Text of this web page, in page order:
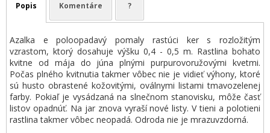
Popis Komentáre ?
Azalka e poloopadavý pomaly rastúci ker s rozložitým
vzrastom, ktorý dosahuje výšku 0,4 - 0,5 m. Rastlina bohato
kvitne od mája do júna plnými purpurovoružovými kvetmi.
Počas plného kvitnutia takmer vôbec nie je vidieť výhony, ktoré
sú husto obrastené kožovitými, oválnymi listami tmavozelenej
farby. Pokiaľ je vysádzaná na slnečnom stanovisku, môže časť
listov opadnúť. Na jar znova vyraší nové listy. V tieni a polotieni
rastlina takmer vôbec neopadá. Odroda nie je mrazuvzdorná.